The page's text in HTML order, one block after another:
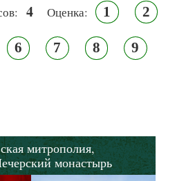
4 Оценка: 1 2
6 7 8 9
митрополия,
монастырь